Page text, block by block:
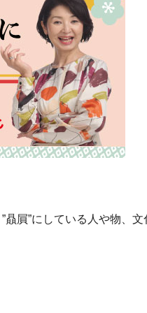
屓”にしている人や物、